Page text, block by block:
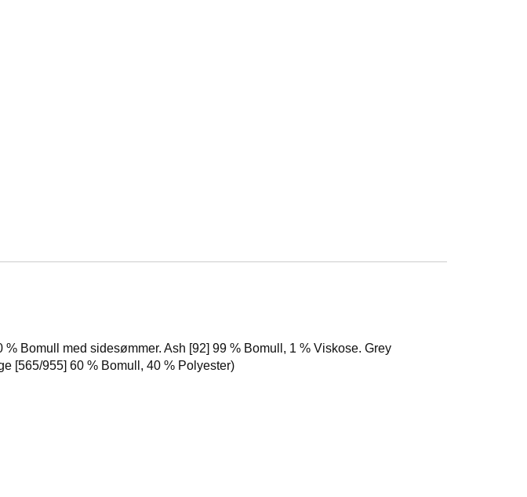
Bomull med sidesømmer. Ash [92] 99 % Bomull, 1 % Viskose. Grey
[565/955] 60 % Bomull, 40 % Polyester)